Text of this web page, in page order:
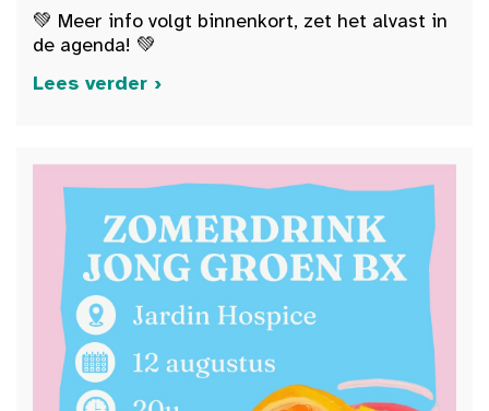
💚 Meer info volgt binnenkort, zet het alvast in
de agenda! 💚
Lees verder ›